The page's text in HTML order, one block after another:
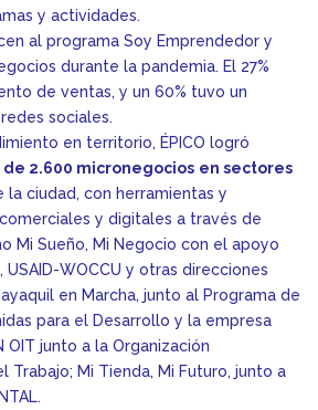
y actividades.
al programa Soy Emprendedor y
durante la pandemia. El 27%
de ventas, y un 60% tuvo un
sociales.
en territorio, ÉPICO logró
de 2.600 micronegocios en sectores
la ciudad, con herramientas y
y digitales a través de
Mi Sueño, Mi Negocio con el apoyo
WOCCU y otras direcciones
en Marcha, junto al Programa de
para el Desarrollo y la empresa
OIT junto a la Organización
Trabajo; Mi Tienda, Mi Futuro, junto a